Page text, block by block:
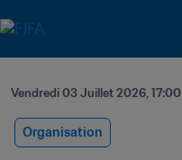
Vendredi 03 Juillet 2026, 17:00
Organisation